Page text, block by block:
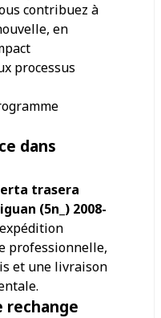
contribuez à
en
processus
dans
trasera
(5n_) 2008-
professionnelle,
et une livraison
rechange